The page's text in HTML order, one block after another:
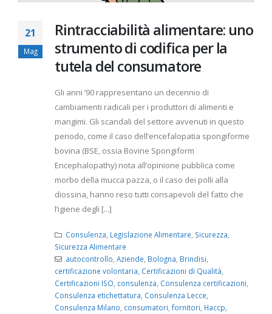
21
Mag
Rintracciabilità alimentare: uno
strumento di codifica per la
tutela del consumatore
Gli anni ’90 rappresentano un decennio di
cambiamenti radicali per i produttori di alimenti e
mangimi. Gli scandali del settore avvenuti in questo
periodo, come il caso dell’encefalopatia spongiforme
bovina (BSE, ossia Bovine Spongiform
Encephalopathy) nota all’opinione pubblica come
morbo della mucca pazza, o il caso dei polli alla
diossina, hanno reso tutti consapevoli del fatto che
l’igiene degli [...]
Consulenza, Legislazione Alimentare, Sicurezza,
Sicurezza Alimentare
autocontrollo, Aziende, Bologna, Brindisi,
certificazione volontaria, Certificazioni di Qualità,
Certificazioni ISO, consulenza, Consulenza certificazioni,
Consulenza etichettatura, Consulenza Lecce,
Consulenza Milano, consumatori, fornitori, Haccp,